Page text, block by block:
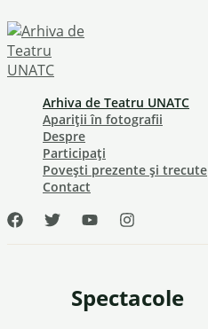
to
content
Arhiva de Teatru UNATC
Apariții în fotografii
Despre
Participați
Povești prezente și trecute
Contact
Spectacole